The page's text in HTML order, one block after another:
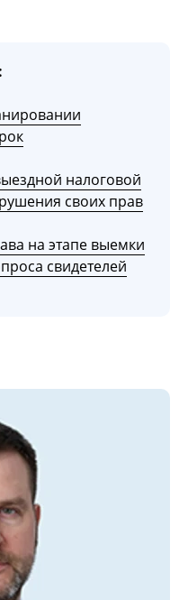
налоговой
своих прав
на этапе выемки
свидетелей